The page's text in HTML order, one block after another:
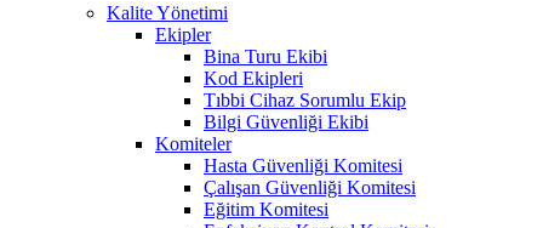
Kalite Yönetimi
Ekipler
Bina Turu Ekibi
Kod Ekipleri
Tıbbi Cihaz Sorumlu Ekip
Bilgi Güvenliği Ekibi
Komiteler
Hasta Güvenliği Komitesi
Çalışan Güvenliği Komitesi
Eğitim Komitesi